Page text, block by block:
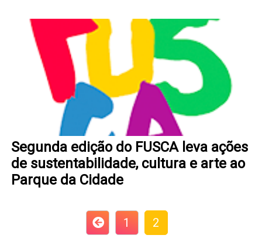
Segunda edição do FUSCA leva ações
de sustentabilidade, cultura e arte ao
Parque da Cidade
1 2